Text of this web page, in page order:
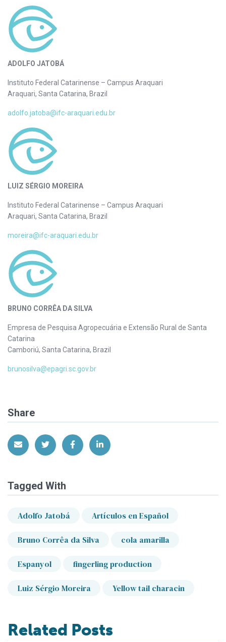
ADOLFO JATOBÁ
Instituto Federal Catarinense – Campus Araquari
Araquari, Santa Catarina, Brazil
adolfo.jatoba@ifc-araquari.edu.br
LUIZ SÉRGIO MOREIRA
Instituto Federal Catarinense – Campus Araquari
Araquari, Santa Catarina, Brazil
moreira@ifc-araquari.edu.br
BRUNO CORRÊA DA SILVA
Empresa de Pesquisa Agropecuária e Extensão Rural de Santa
Catarina
Camboriú, Santa Catarina, Brazil
brunosilva@epagri.sc.gov.br
Share
Share via EmailShare on Twitter
Share on Facebook
Share on LinkedIn
Tagged With
Adolfo Jatobá Artículos en Español
Bruno Corrêa da Silva cola amarilla
Espanyol fingerling production
Luiz Sérgio Moreira Yellow tail characin
Related Posts